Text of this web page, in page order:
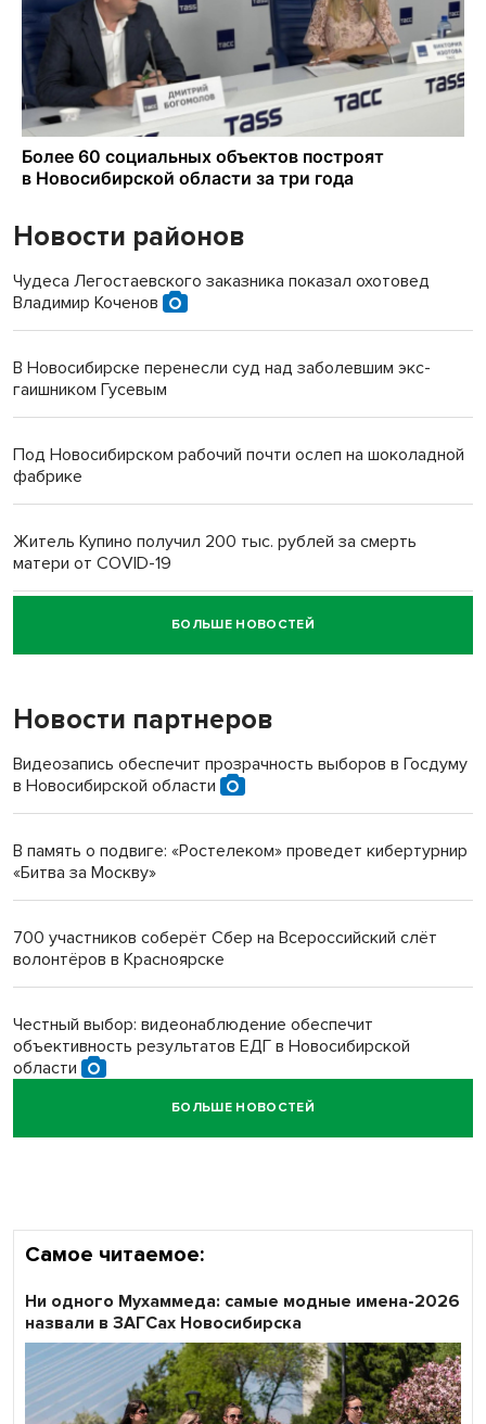
Новости районов
Чудеса Легостаевского заказника показал охотовед
Владимир Коченов
В Новосибирске перенесли суд над заболевшим экс-
гаишником Гусевым
Под Новосибирском рабочий почти ослеп на шоколадной
фабрике
Житель Купино получил 200 тыс. рублей за смерть
матери от COVID-19
Новосибирский суд наказал водителя за смерть
пенсионерки на вокзале
«Мы живём на пастбище!»: в новосибирском селе лошади
терроризируют жителей
Инвалид получил условный срок за избиение врачей
Новосибирский преподаватель с женой вошли в топ-16
Обновлённое отделение ВТБ открылось в Искитиме
БОЛЬШЕ НОВОСТЕЙ
Новости партнеров
Видеозапись обеспечит прозрачность выборов в Госдуму
в Новосибирской области
В память о подвиге: «Ростелеком» проведет кибертурнир
«Битва за Москву»
700 участников соберёт Сбер на Всероссийский слёт
волонтёров в Красноярске
Честный выбор: видеонаблюдение обеспечит
объективность результатов ЕДГ в Новосибирской
области
Кибертанки пошли в бой: «Ростелеком» объявляет
БОЛЬШЕ НОВОСТЕЙ
Самое читаемое:
Ни одного Мухаммеда: самые модные имена-2026
назвали в ЗАГСах Новосибирска